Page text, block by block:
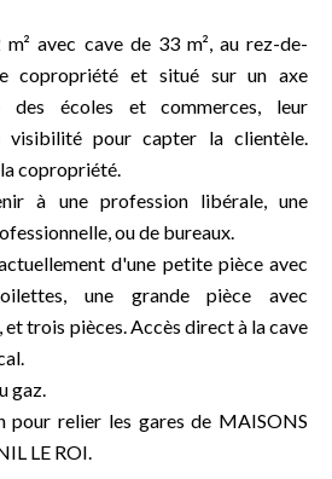
avec cave de 33 m², au rez-de-
copropriété et situé sur un axe
des écoles et commerces, leur
visibilité pour capter la clientèle.
copropriété.
à une profession libérale, une
ou de bureaux.
d'une petite pièce avec
une grande pièce avec
et trois pièces. Accès direct à la cave
gaz.
pour relier les gares de MAISONS
LE ROI.